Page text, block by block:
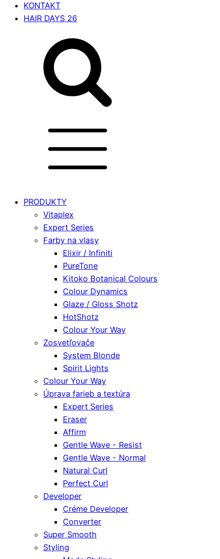
KONTAKT
HAIR DAYS 26
PRODUKTY
Vitaplex
Expert Series
Farby na vlasy
Elixir / Infiniti
PureTone
Kitoko Botanical Colours
Colour Dynamics
Glaze / Gloss Shotz
HotShotz
Colour Your Way
Zosvetľovače
System Blonde
Spirit Lights
Colour Your Way
Úprava farieb a textúra
Expert Series
Eraser
Affirm
Gentle Wave - Resist
Gentle Wave - Normal
Natural Curl
Perfect Curl
Developer
Créme Developer
Converter
Super Smooth
Styling